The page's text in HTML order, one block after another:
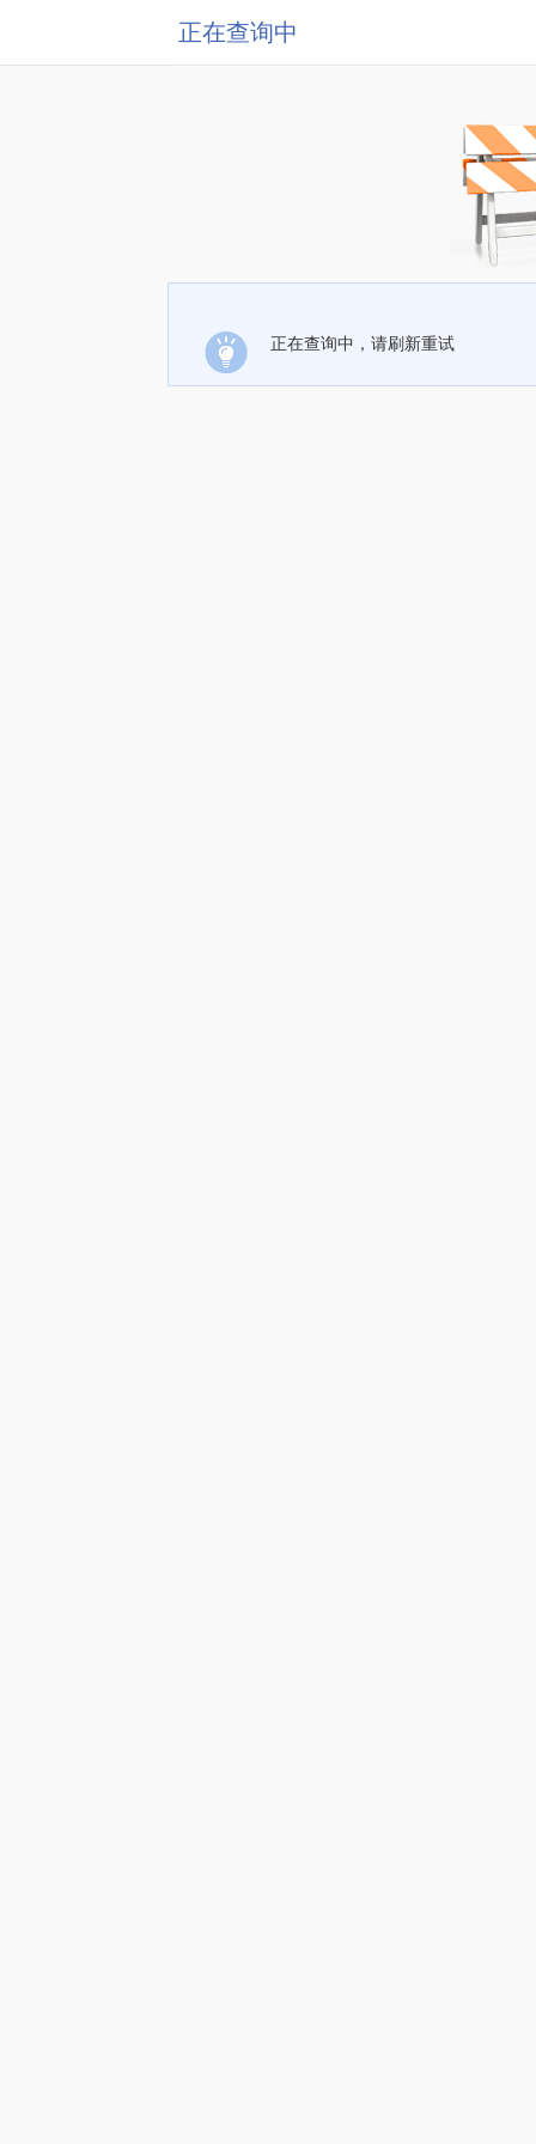
正在查询中
正在查询中，请刷新重试